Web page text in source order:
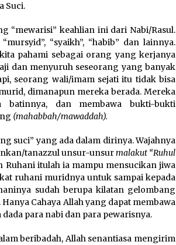
Suci.
“mewarisi” keahlian ini dari Nabi/Rasul.
“syaikh”, “habib” dan lainnya.
pahami sebagai orang yang kerjanya
dan menyuruh seseorang yang banyak
seorang wali/imam sejati itu tidak bisa
dimanapun mereka berada. Mereka
dan membawa bukti-bukti
(mahabbah/mawaddah).
suci” yang ada dalam dirinya. Wajahnya
tanazzul unsur-unsurmalakut “Ruhul
Ruhani itulah ia mampu mensucikan jiwa
ruhani muridnya untuk sampai kepada
sudah berupa kilatan gelombang
Cahaya Allah yang dapat membawa
para nabi dan para pewarisnya.
beribadah, Allah senantiasa mengirim